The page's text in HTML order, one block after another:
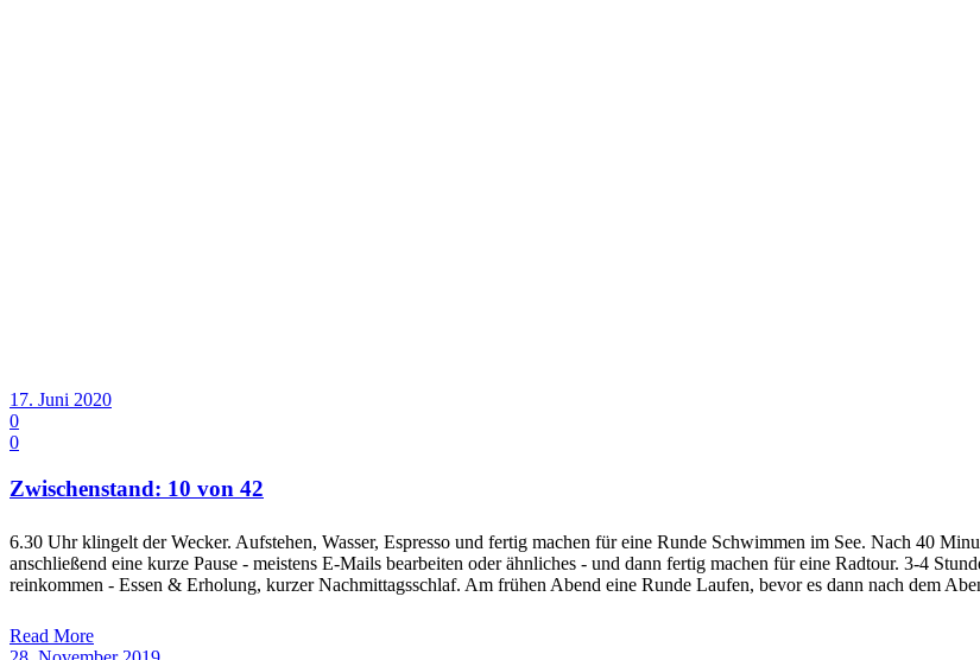
17. Juni 2020
0
0
Zwischenstand: 10 von 42
6.30 Uhr klingelt der Wecker. Aufstehen, Wasser, Espresso und fertig machen für eine Runde Schwimmen im See. Nach 40
anschließend eine kurze Pause - meistens E-Mails bearbeiten oder ähnliches - und dann fertig machen für eine Radtour. 3-4
reinkommen - Essen & Erholung, kurzer Nachmittagsschlaf. Am frühen Abend eine Runde Laufen, bevor es dann nach dem
Read More